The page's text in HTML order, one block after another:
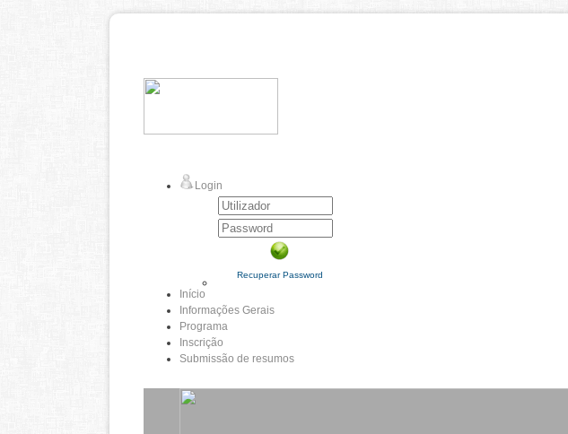
Login
Recuperar Password
Início
Informações Gerais
Programa
Inscrição
Submissão de resumos